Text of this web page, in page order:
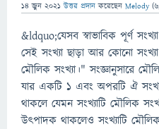
14 জুন 2021 উত্তর প্রদান করেছেন Melody (
&ldquo;যেসব স্বাভাবিক পূর্ণ
সেই সংখ্যা ছাড়া আর কোনো সংখ্যা
মৌলিক সংখ্যা।" সংজ্ঞানুসারে
যার একটি ১ এবং অপরটি ঐ
থাকলে যেমন সংখ্যাটি মৌলিক
উৎপাদক থাকলেও সংখ্যাটি